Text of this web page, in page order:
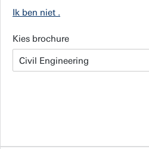
Ik ben niet .
Kies brochure